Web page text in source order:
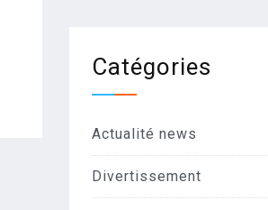
Catégories
Actualité news
Divertissement